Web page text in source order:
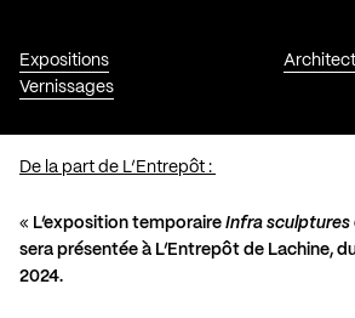
Expositions
Vernissages
De la part de L’Entrepôt :
« L’exposition temporaire Infra sculptures
sera présentée à L’Entrepôt de Lachine,
2024.